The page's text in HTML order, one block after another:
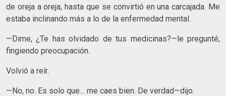
de oreja a oreja, hasta que se convirtió en una carcajada. Me
estaba inclinando más a lo de la enfermedad mental.
—Dime, ¿Te has olvidado de tus medicinas?—le pregunté,
fingiendo preocupación.
Volvió a reír.
—No, no. Es solo que… me caes bien. De verdad—dijo.